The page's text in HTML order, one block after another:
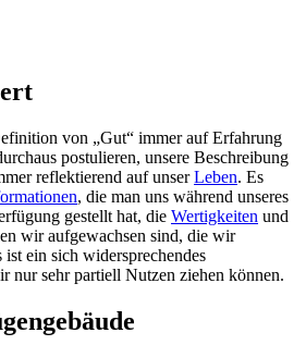
von „Gut“ immer auf Erfahrung
postulieren, unsere Beschreibung
reflektierend auf unserLeben. Es
, die man uns während unseres
gestellt hat, die Wertigkeiten und
wir aufgewachsen sind, die wir
ist ein sich widersprechendes
nur sehr partiell Nutzen ziehen können.